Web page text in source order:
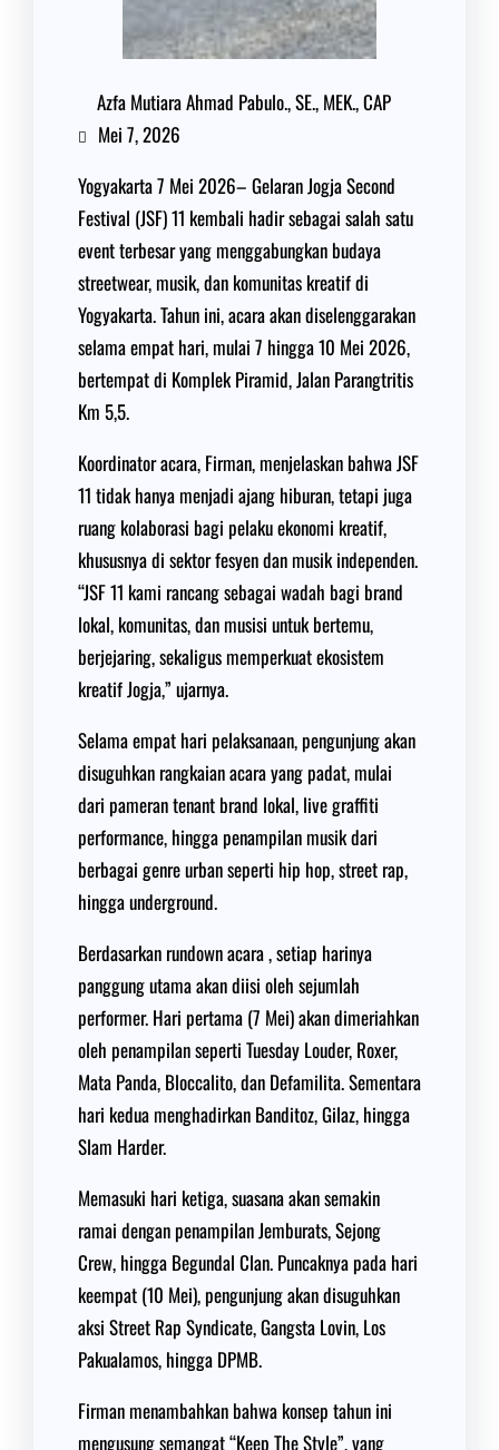
Azfa Mutiara Ahmad Pabulo., SE., MEK., CAP
Mei 7, 2026
Yogyakarta 7 Mei 2026– Gelaran Jogja Second
Festival (JSF) 11 kembali hadir sebagai salah satu
event terbesar yang menggabungkan budaya
streetwear, musik, dan komunitas kreatif di
Yogyakarta. Tahun ini, acara akan diselenggarakan
selama empat hari, mulai 7 hingga 10 Mei 2026,
bertempat di Komplek Piramid, Jalan Parangtritis
Km 5,5.
Koordinator acara, Firman, menjelaskan bahwa JSF
11 tidak hanya menjadi ajang hiburan, tetapi juga
ruang kolaborasi bagi pelaku ekonomi kreatif,
khususnya di sektor fesyen dan musik independen.
“JSF 11 kami rancang sebagai wadah bagi brand
lokal, komunitas, dan musisi untuk bertemu,
berjejaring, sekaligus memperkuat ekosistem
kreatif Jogja,” ujarnya.
Selama empat hari pelaksanaan, pengunjung akan
disuguhkan rangkaian acara yang padat, mulai
dari pameran tenant brand lokal, live graffiti
performance, hingga penampilan musik dari
berbagai genre urban seperti hip hop, street rap,
hingga underground.
Berdasarkan rundown acara , setiap harinya
panggung utama akan diisi oleh sejumlah
performer. Hari pertama (7 Mei) akan dimeriahkan
oleh penampilan seperti Tuesday Louder, Roxer,
Mata Panda, Bloccalito, dan Defamilita. Sementara
hari kedua menghadirkan Banditoz, Gilaz, hingga
Slam Harder.
Memasuki hari ketiga, suasana akan semakin
ramai dengan penampilan Jemburats, Sejong
Crew, hingga Begundal Clan. Puncaknya pada hari
keempat (10 Mei), pengunjung akan disuguhkan
aksi Street Rap Syndicate, Gangsta Lovin, Los
Pakualamos, hingga DPMB.
Firman menambahkan bahwa konsep tahun ini
mengusung semangat “Keep The Style”, yang